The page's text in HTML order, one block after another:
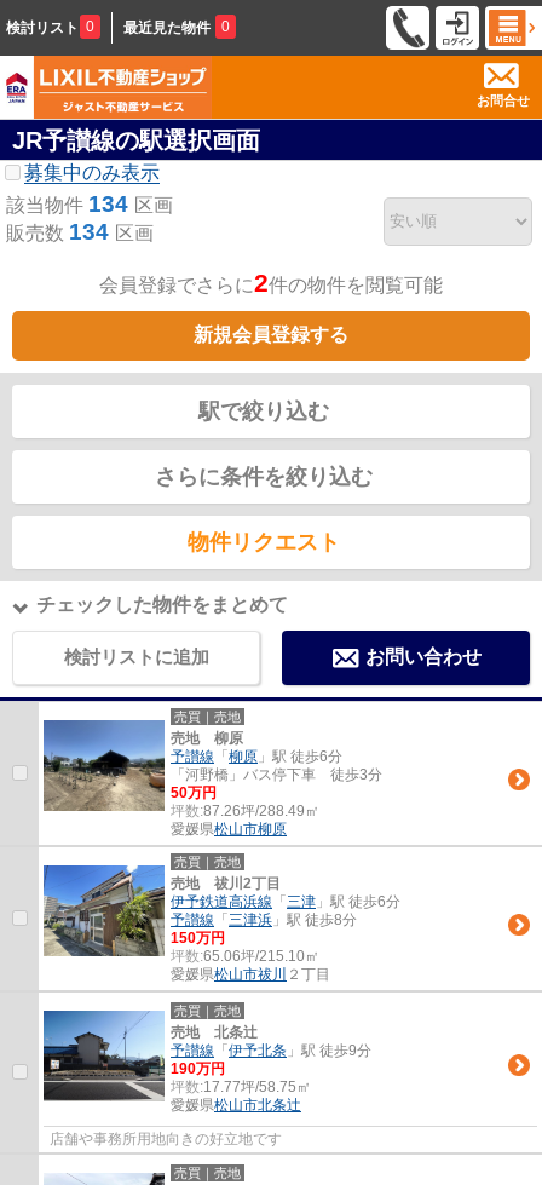
検討リスト 0 最近見た物件 0
お問合せ
JR予讃線の駅選択画面
募集中のみ表示
該当物件 134 区画
販売数 134 区画
会員登録でさらに2件の物件を閲覧可能
新規会員登録する
駅で絞り込む
さらに条件を絞り込む
物件リクエスト
チェックした物件をまとめて
検討リストに追加 お問い合わせ
売買｜売地
売地 柳原
予讃線 「 柳原 」駅 徒歩6分
「河野橋」バス停下車 徒歩3分
50万円
坪数:87.26坪/288.49㎡
愛媛県松山市柳原
売買｜売地
売地 祓川2丁目
伊予鉄道高浜線 「 三津 」駅 徒歩6分
予讃線 「 三津浜 」駅 徒歩8分
150万円
坪数:65.06坪/215.10㎡
愛媛県松山市祓川 ２丁目
売買｜売地
売地 北条辻
予讃線 「 伊予北条 」駅 徒歩9分
190万円
坪数:17.77坪/58.75㎡
愛媛県松山市北条辻
店舗や事務所用地向きの好立地です
売買｜売地